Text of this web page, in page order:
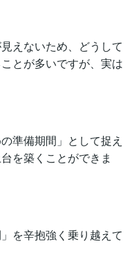
えないため、どうして
とが多いですが、実は
準備期間」として捉え
を築くことができま
を辛抱強く乗り越えて